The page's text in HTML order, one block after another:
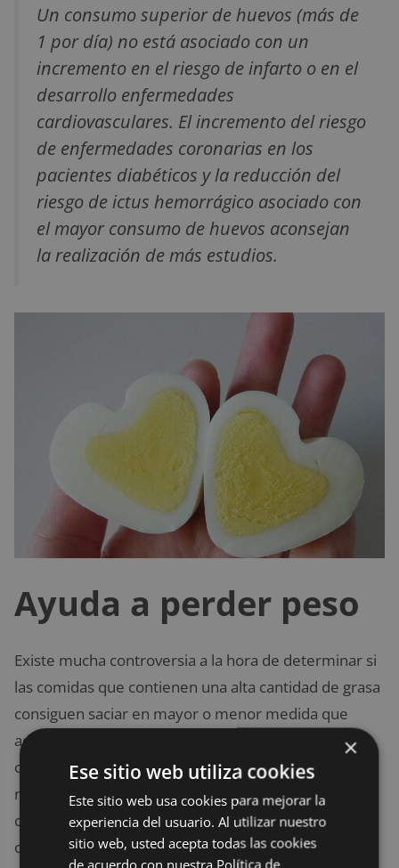
Un consumo superior de huevos (más de
1 por día) no está asociado con un
incremento en el riesgo de infarto o en el
desarrollo enfermedades
cardiovasculares. El incremento del riesgo
de enfermedades coronarias en los
pacientes diabéticos y la reducción del
riesgo de ictus hemorrágico asociado con
el mayor consumo de huevos aconsejan
la realización de más estudios.
Ayuda a perder peso
Existe mucha controversia a la hora de determinar si
las comidas que contienen una alta cantidad de grasa
consiguen saciar en mayor o menor medida que
aquellas que contienen gran cantidad de
carbohidratos. En gran parte es debido a que, para
realizar un estudio, deben llevarse a cabo en
condiciones de «laboratorio» o idílicas, y pequeños
cambios en dichas condiciones ha llevado a
×
Ese sitio web utiliza cookies
Este sitio web usa cookies para mejorar la
experiencia del usuario. Al utilizar nuestro
sitio web, usted acepta todas las cookies
de acuerdo con nuestra Política de